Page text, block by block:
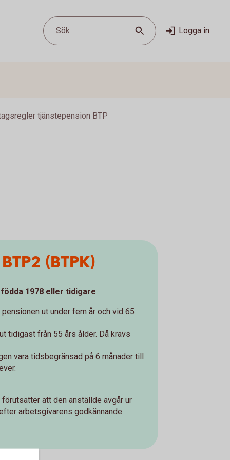
Sök Logga in
tjänstepension BTP
(BTPK)
1978 eller tidigare
ut under fem år och vid 65
tidigast från 55 års ålder. Då krävs
vara tidsbegränsad på 6 månader till
att den anställde avgår ur
arbetsgivarens godkännande